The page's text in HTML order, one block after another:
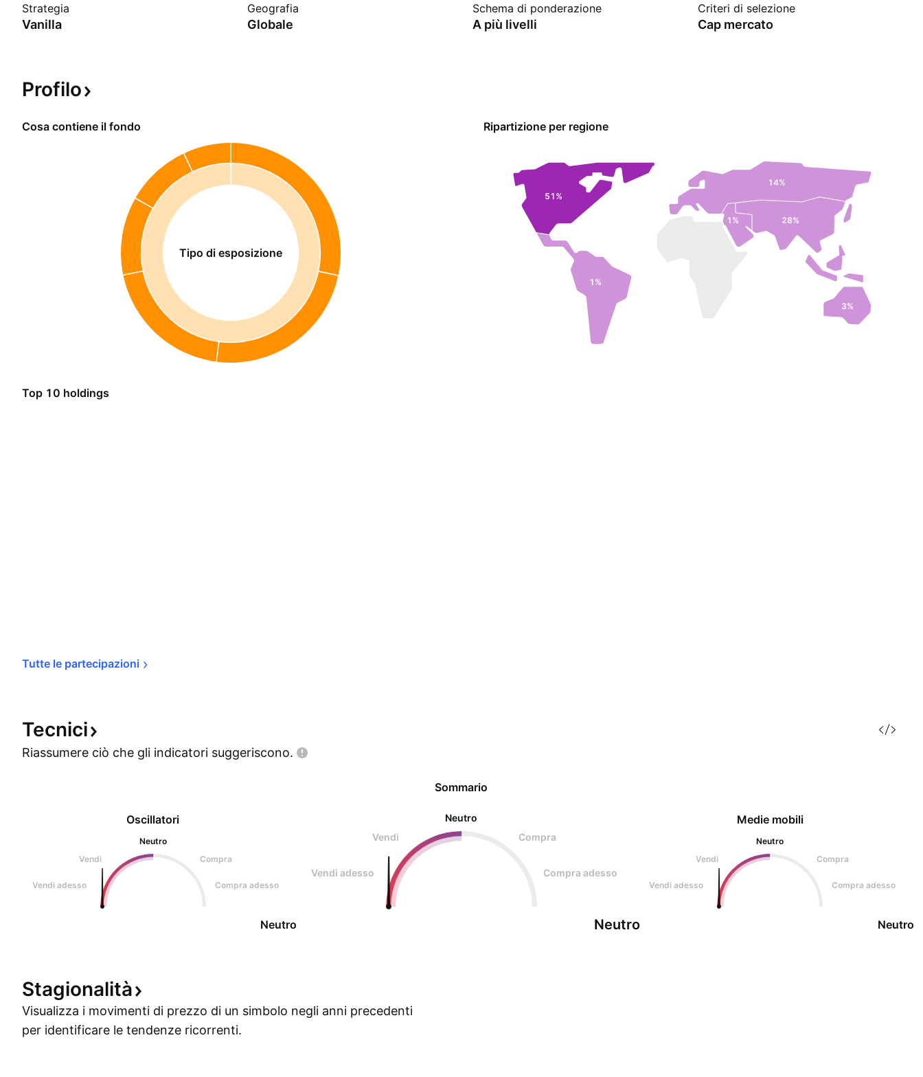
Strategia
Vanilla
Geografia
Globale
Schema di ponderazione
A più livelli
Criteri di selezione
Cap mercato
Profilo
Cosa contiene il fondo
Tipo di esposizione
Ripartizione per regione
3%
1%
51%
14%
1% 28%
Top 10 holdings
Tutte le partecipazioni
Tecnici
Riassumere ciò che gli indicatori suggeriscono.
Oscillatori
Neutro
Vendi
Compra
Vendi adesso Compra adesso
Neutro
Sommario
Neutro
Vendi
Compra
Vendi adesso Compra adesso
Neutro
Medie mobili
Neutro
Vendi
Compra
Vendi adesso Compra adesso
Neutro
Stagionalità
Visualizza i movimenti di prezzo di un simbolo negli anni precedenti
per identificare le tendenze ricorrenti.